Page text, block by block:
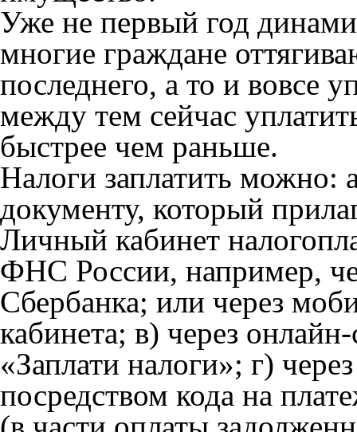
Уже не первый год
многие граждане
последнего, а то и вовсе
между тем сейчас
быстрее чем раньше.
Налоги заплатить
документу, который
Личный кабинет
ФНС России, например,
Сбербанка; или через
кабинета; в) через
«Заплати налоги»; г)
посредством кода на